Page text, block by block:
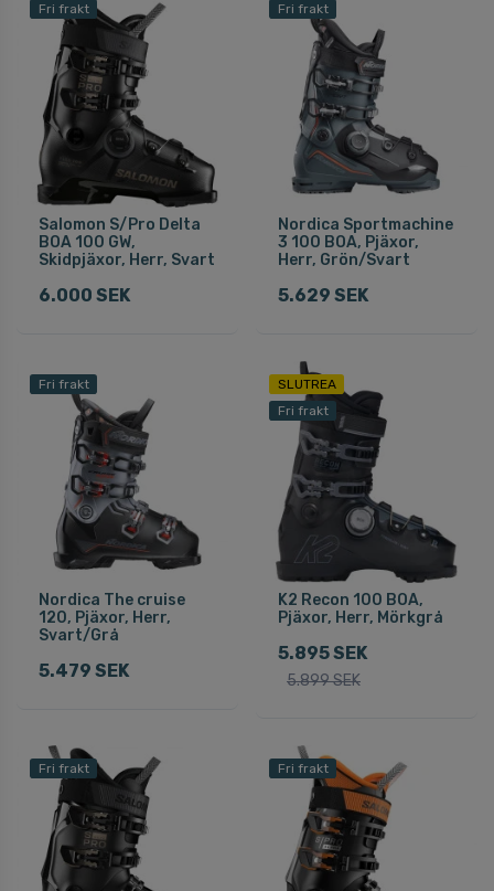
Fri frakt
Salomon S/Pro Delta
BOA 100 GW,
Skidpjäxor, Herr, Svart
6.000 SEK
Fri frakt
Nordica Sportmachine
3 100 BOA, Pjäxor,
Herr, Grön/Svart
5.629 SEK
Fri frakt
Nordica The cruise
120, Pjäxor, Herr,
Svart/Grå
5.479 SEK
SLUTREA
Fri frakt
K2 Recon 100 BOA,
Pjäxor, Herr, Mörkgrå
5.895 SEK
5.899 SEK
Fri frakt Fri frakt